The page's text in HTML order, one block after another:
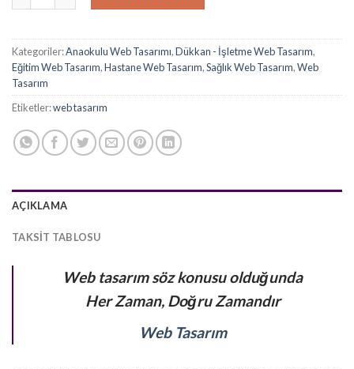
8.500,00₺.
Kategoriler:Anaokulu Web Tasarımı,Dükkan - İşletme Web Tasarım,
Eğitim Web Tasarım,Hastane Web Tasarım,Sağlık Web Tasarım,Web
Tasarım
Etiketler:web tasarım
AÇIKLAMA
TAKSIT TABLOSU
Web tasarım söz konusu olduğunda
Her Zaman, Doğru Zamandır
Web Tasarım